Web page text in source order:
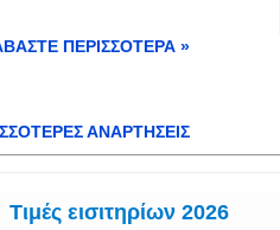
ΠΕΡΙΣΣΌΤΕΡΑ »
ΑΝΑΡΤΉΣΕΙΣ
Τιμές εισιτηρίων 2026